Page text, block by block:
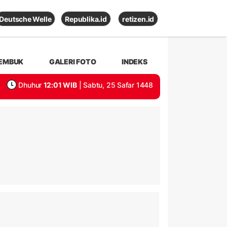
Deutsche Welle Republika.id retizen.id
GALERI FOTO INDEKS
Dhuhur 12:01 WIB | Sabtu, 25 Safar 1448